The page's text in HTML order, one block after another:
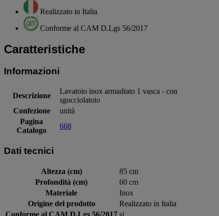
Realizzato in Italia
Conforme al CAM D.Lgs 56/2017
Caratteristiche
Informazioni
Descrizione
Lavatoio inox armadiato 1 vasca - con
sgocciolatoio
Confezione
unità
Pagina
Catalogo
668
Dati tecnici
Altezza (cm)
85 cm
Profondità (cm)
60 cm
Materiale
Inox
Origine del prodotto
Realizzato in Italia
Conforme al CAM D.Lgs 56/2017 si